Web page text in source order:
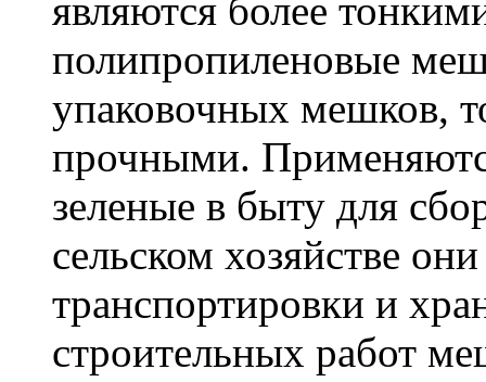
являются более
полипропиленовые
упаковочных мешков,
прочными.
зеленые в быту для
сельском хозяйстве
транспортировки и
строительных работ